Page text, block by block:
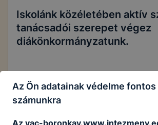
Iskolánk közéletében aktív
tanácsadói szerepet végez
diákönkormányzatunk.
2026-os DÖK-ös tanáraink: Nagy
Brigitta
Az Ön adatainak védelme fontos
számunkra
Az vac-